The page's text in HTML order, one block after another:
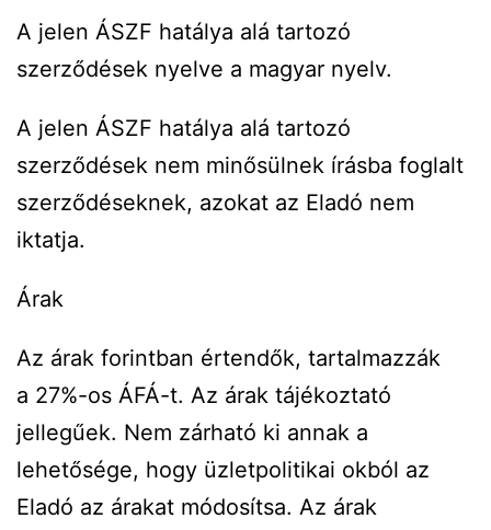
A jelen ÁSZF hatálya alá tartozó
szerződések nyelve a magyar nyelv.
A jelen ÁSZF hatálya alá tartozó
szerződések nem minősülnek írásba foglalt
szerződéseknek, azokat az Eladó nem
iktatja.
Árak
Az árak forintban értendők, tartalmazzák
a 27%-os ÁFÁ-t. Az árak tájékoztató
jellegűek. Nem zárható ki annak a
lehetősége, hogy üzletpolitikai okból az
Eladó az árakat módosítsa. Az árak